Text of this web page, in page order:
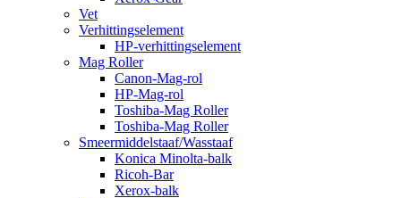
Vet
Verhittingselement
HP-verhittingselement
Mag Roller
Canon-Mag-rol
HP-Mag-rol
Toshiba-Mag Roller
Toshiba-Mag Roller
Smeermiddelstaaf/Wasstaaf
Konica Minolta-balk
Ricoh-Bar
Xerox-balk